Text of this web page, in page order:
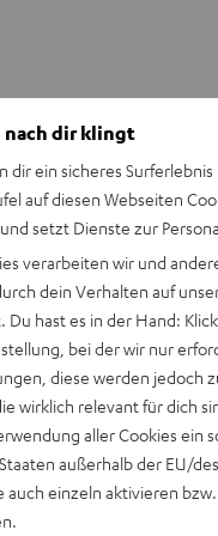
für
ULTIMA
20
Surround
Power
Edition
20
Power
ULTIMA
Power
799,99 €
nach dir klingt
dir ein sicheres
auf diesen Webseiten
setzt Dienste zur
verarbeiten wir und
dein Verhalten auf
Du hast es in der Hand:
bei der wir nur
diese werden jedoch
wirklich relevant für dich
aller Cookies ein
außerhalb der EU/
auch einzeln aktivieren